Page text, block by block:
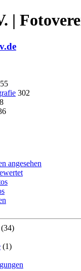
|
302
angesehen
(34)
(1)